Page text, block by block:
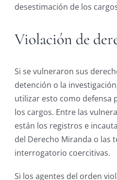
desestimación de los
Violación de
Si se vulneraron sus
detención o la
utilizar esto como defensa
los cargos. Entre las
están los registros e
del Derecho Miranda o las
interrogatorio coercitivas.
Si los agentes del orden